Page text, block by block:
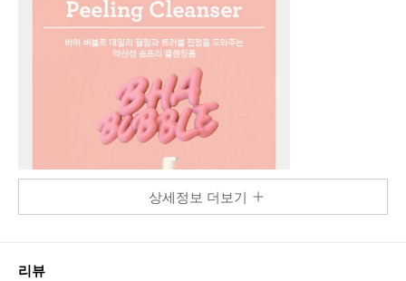
상세정보 더보기
리뷰